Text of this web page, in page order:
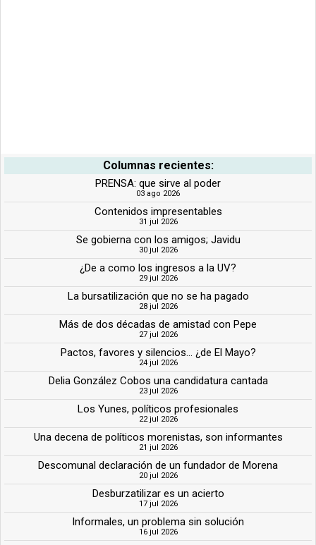
Columnas recientes:
PRENSA: que sirve al poder
03 ago 2026
Contenidos impresentables
31 jul 2026
Se gobierna con los amigos; Javidu
30 jul 2026
¿De a como los ingresos a la UV?
29 jul 2026
La bursatilización que no se ha pagado
28 jul 2026
Más de dos décadas de amistad con Pepe
27 jul 2026
Pactos, favores y silencios... ¿de El Mayo?
24 jul 2026
Delia González Cobos una candidatura cantada
23 jul 2026
Los Yunes, políticos profesionales
22 jul 2026
Una decena de políticos morenistas, son informantes
21 jul 2026
Descomunal declaración de un fundador de Morena
20 jul 2026
Desburzatilizar es un acierto
17 jul 2026
Informales, un problema sin solución
16 jul 2026